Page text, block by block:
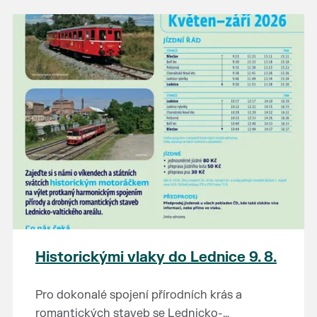
Prodejce prosíme tradičně o příchod 30
minut před začátkem, aby si vše na
prodejních místech stihli přichystat. Pokud
plánujete přijít a chcete rezervovat prodejní
místo, potvrďte prosím účast přes email
petr.vlasak@breclav.eu nebo zde v události,
ať víme, s kolika lidmi máme počítat. Počet
prodejních míst je omezen.
Těšíme se jako vždy!
Historickými vlaky do Lednice 9. 8.
Pro dokonalé spojení přírodních krás a
romantických staveb se Lednicko-